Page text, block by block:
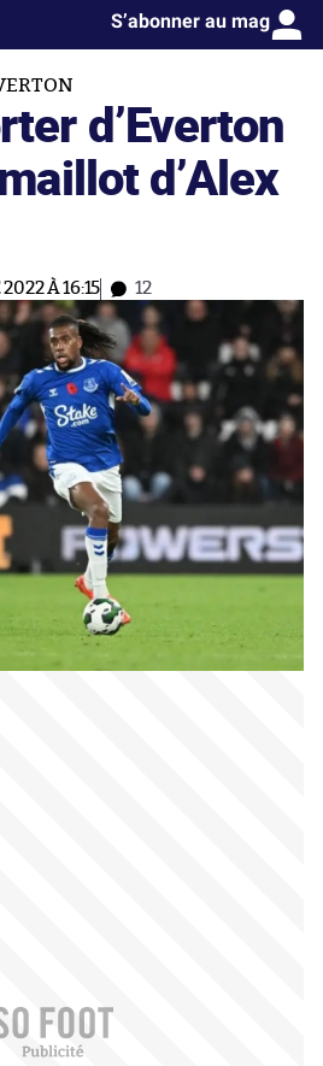
S’abonner au mag
d’Everton
d’Alex
À 16:15 12